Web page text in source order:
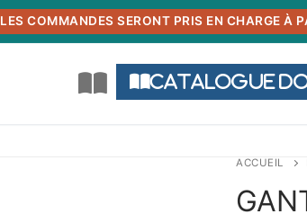
LES COMMANDES SERONT PRIS EN CHARGE À
Catalogue
ACCUEIL